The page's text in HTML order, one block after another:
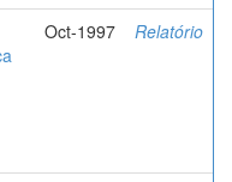
Oct-1997 Relatório